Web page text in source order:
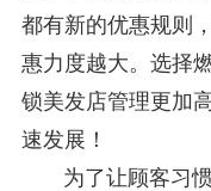
都有新的优惠规则
惠力度越大。选择
锁美发店管理更加
速发展！
为了让顾客习